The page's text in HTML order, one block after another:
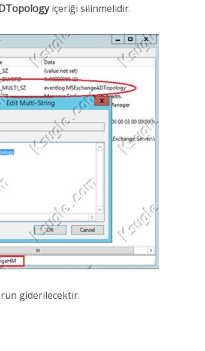
içeriği silinmelidir.
giderilecektir.